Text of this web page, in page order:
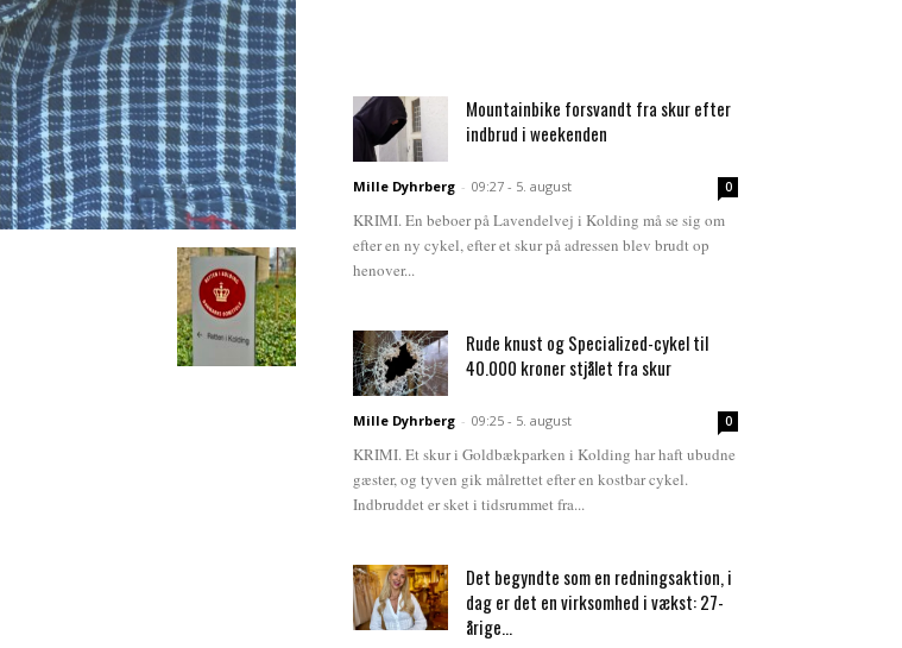
Mountainbike forsvandt fra skur efter
indbrud i weekenden
Mille Dyhrberg - 09:27 - 5. august 0
KRIMI. En beboer på Lavendelvej i Kolding må se sig om
efter en ny cykel, efter et skur på adressen blev brudt op
henover...
Rude knust og Specialized-cykel til
40.000 kroner stjålet fra skur
Mille Dyhrberg - 09:25 - 5. august 0
KRIMI. Et skur i Goldbækparken i Kolding har haft ubudne
gæster, og tyven gik målrettet efter en kostbar cykel.
Indbruddet er sket i tidsrummet fra...
Det begyndte som en redningsaktion, i
dag er det en virksomhed i vækst: 27-
årige...